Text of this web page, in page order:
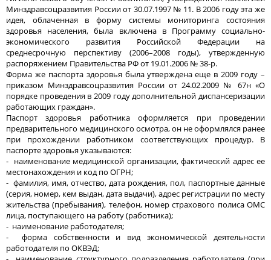
Минздравсоцразвития России от 30.07.1997 № 11. В 2006 году эта же
идея, облаченная в форму системы мониторинга состояния
здоровья населения, была включена в Программу социально-
экономического развития Российской Федерации на
среднесрочную перспективу (2006–2008 годы), утвержденную
распоряжением Правительства РФ от 19.01.2006 № 38-р.
Форма же паспорта здоровья была утверждена еще в 2009 году –
приказом Минздравсоцразвития России от 24.02.2009 № 67н «О
порядке проведения в 2009 году дополнительной диспансеризации
работающих граждан».
Паспорт здоровья работника оформляется при проведении
предварительного медицинского осмотра, он не оформлялся ранее
при прохождении работником соответствующих процедур. В
паспорте здоровья указываются:
- наименование медицинской организации, фактический адрес ее
местонахождения и код по ОГРН;
- фамилия, имя, отчество, дата рождения, пол, паспортные данные
(серия, номер, кем выдан, дата выдачи), адрес регистрации по месту
жительства (пребывания), телефон, номер страхового полиса ОМС
лица, поступающего на работу (работника);
- наименование работодателя;
- форма собственности и вид экономической деятельности
работодателя по ОКВЭД;